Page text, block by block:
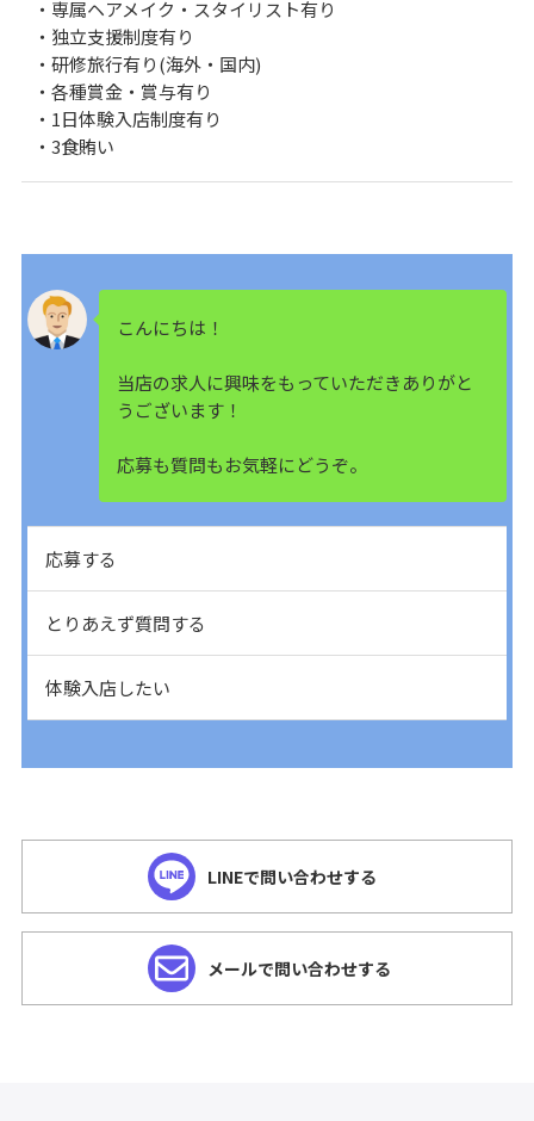
・専属ヘアメイク・スタイリスト有り
・独立支援制度有り
・研修旅行有り(海外・国内)
・各種賞金・賞与有り
・1日体験入店制度有り
・3食賄い
こんにちは！
当店の求人に興味をもっていただきありがと
うございます！
応募も質問もお気軽にどうぞ。
応募する
とりあえず質問する
体験入店したい
LINEで問い合わせする
メールで問い合わせする